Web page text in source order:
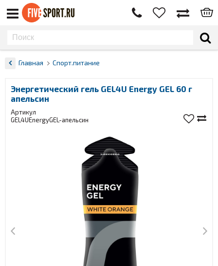
Главная Спорт.питание
Энергетический гель GEL4U Energy GEL 60 г
апельсин
Артикул
GEL4UEnergyGEL-апельсин